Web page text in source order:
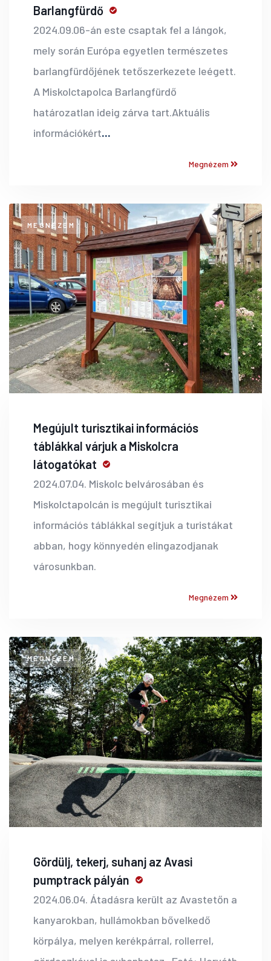
Barlangfürdő
2024.09.06-án este csaptak fel a lángok,
mely során Európa egyetlen természetes
barlangfürdőjének tetőszerkezete leégett.
A Miskolctapolca Barlangfürdő
határozatlan ideig zárva tart.Aktuális
információkért...
Megnézem
MEGNÉZEM
Megújult turisztikai információs
táblákkal várjuk a Miskolcra
látogatókat
2024.07.04. Miskolc belvárosában és
Miskolctapolcán is megújult turisztikai
információs táblákkal segítjuk a turistákat
abban, hogy könnyedén elingazodjanak
városunkban.
Megnézem
MEGNÉZEM
Gördülj, tekerj, suhanj az Avasi
pumptrack pályán
2024.06.04. Átadásra került az Avastetőn a
kanyarokban, hullámokban bővelkedő
körpálya, melyen kerékpárral, rollerrel,